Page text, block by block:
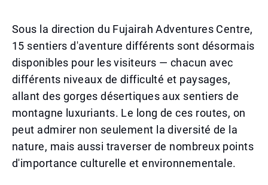
Sous la direction du Fujairah Adventures Centre,
15 sentiers d'aventure différents sont désormais
disponibles pour les visiteurs — chacun avec
différents niveaux de difficulté et paysages,
allant des gorges désertiques aux sentiers de
montagne luxuriants. Le long de ces routes, on
peut admirer non seulement la diversité de la
nature, mais aussi traverser de nombreux points
d'importance culturelle et environnementale.